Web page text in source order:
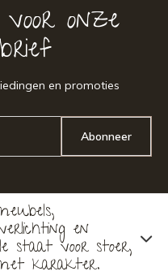
onze
en promoties
Abonneer
en
staat voor stoer,
karakter.